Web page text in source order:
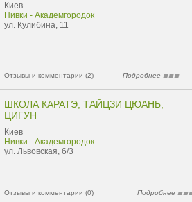
Киев
Нивки - Академгородок
ул. Кулибина, 11
Отзывы и комментарии (2) Подробнее
ШКОЛА КАРАТЭ, ТАЙЦЗИ ЦЮАНЬ,
ЦИГУН
Киев
Нивки - Академгородок
ул. Львовская, 6/3
Отзывы и комментарии (0) Подробнее